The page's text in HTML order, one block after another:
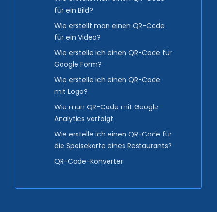
für ein Bild?
Wie erstellt man einen QR-Code
für ein Video?
Wie erstelle ich einen QR-Code für
Google Form?
Wie erstelle ich einen QR-Code
mit Logo?
Wie man QR-Code mit Google
Analytics verfolgt
Wie erstelle ich einen QR-Code für
die Speisekarte eines Restaurants?
QR-Code-Konverter